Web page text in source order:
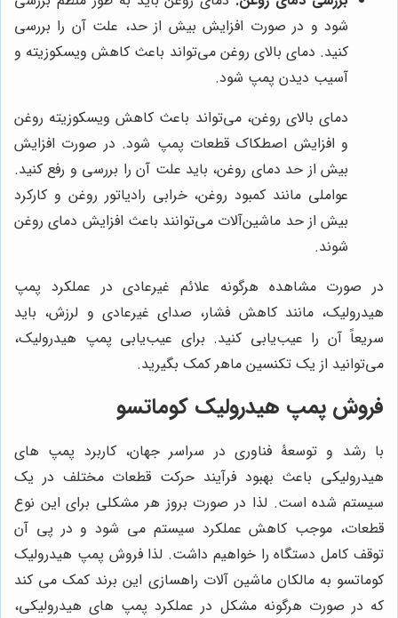
شود و در صورت افزایش بیش از حد، علت آن را بررسی
کنید. دمای بالای روغن می‌تواند باعث کاهش ویسکوزیته و
آسیب دیدن پمپ شود.
دمای بالای روغن، می‌تواند باعث کاهش ویسکوزیته روغن
و افزایش اصطکاک قطعات پمپ شود. در صورت افزایش
بیش از حد دمای روغن، باید علت آن را بررسی و رفع کنید.
عواملی مانند کمبود روغن، خرابی رادیاتور روغن و کارکرد
بیش از حد ماشین‌آلات می‌توانند باعث افزایش دمای روغن
شوند.
در صورت مشاهده هرگونه علائم غیرعادی در عملکرد پمپ
هیدرولیک، مانند کاهش فشار، صدای غیرعادی و لرزش، باید
سریعاً آن را عیب‌یابی کنید. برای عیب‌یابی پمپ هیدرولیک،
می‌توانید از یک تکنسین ماهر کمک بگیرید.
فروش پمپ هیدرولیک کوماتسو
با رشد و توسعۀ فناوری در سراسر جهان، کاربرد پمپ های
هیدرولیکی باعث بهبود فرآیند حرکت قطعات مختلف در یک
سیستم شده است. لذا در صورت بروز هر مشکلی برای این نوع
قطعات، موجب کاهش عملکرد سیستم می شود و در پی آن
توقف کامل دستگاه را خواهیم داشت. لذا فروش پمپ هیدرولیک
کوماتسو به مالکان ماشین آلات راهسازی این برند کمک می کند
که در صورت هرگونه مشکل در عملکرد پمپ های هیدرولیکی،